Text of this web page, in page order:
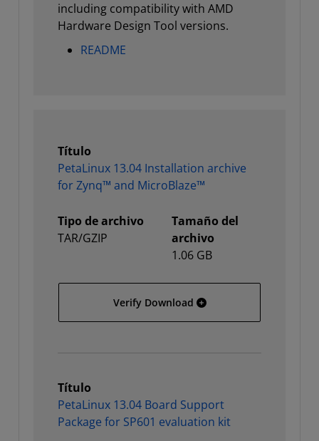
including compatibility with AMD
Hardware Design Tool versions.
README
Título
PetaLinux 13.04 Installation archive
for Zynq™ and MicroBlaze™
Tipo de archivo
TAR/GZIP
Tamaño del
archivo
1.06 GB
Verify Download PetaLinux 13.04
Título
PetaLinux 13.04 Board Support
Package for SP601 evaluation kit